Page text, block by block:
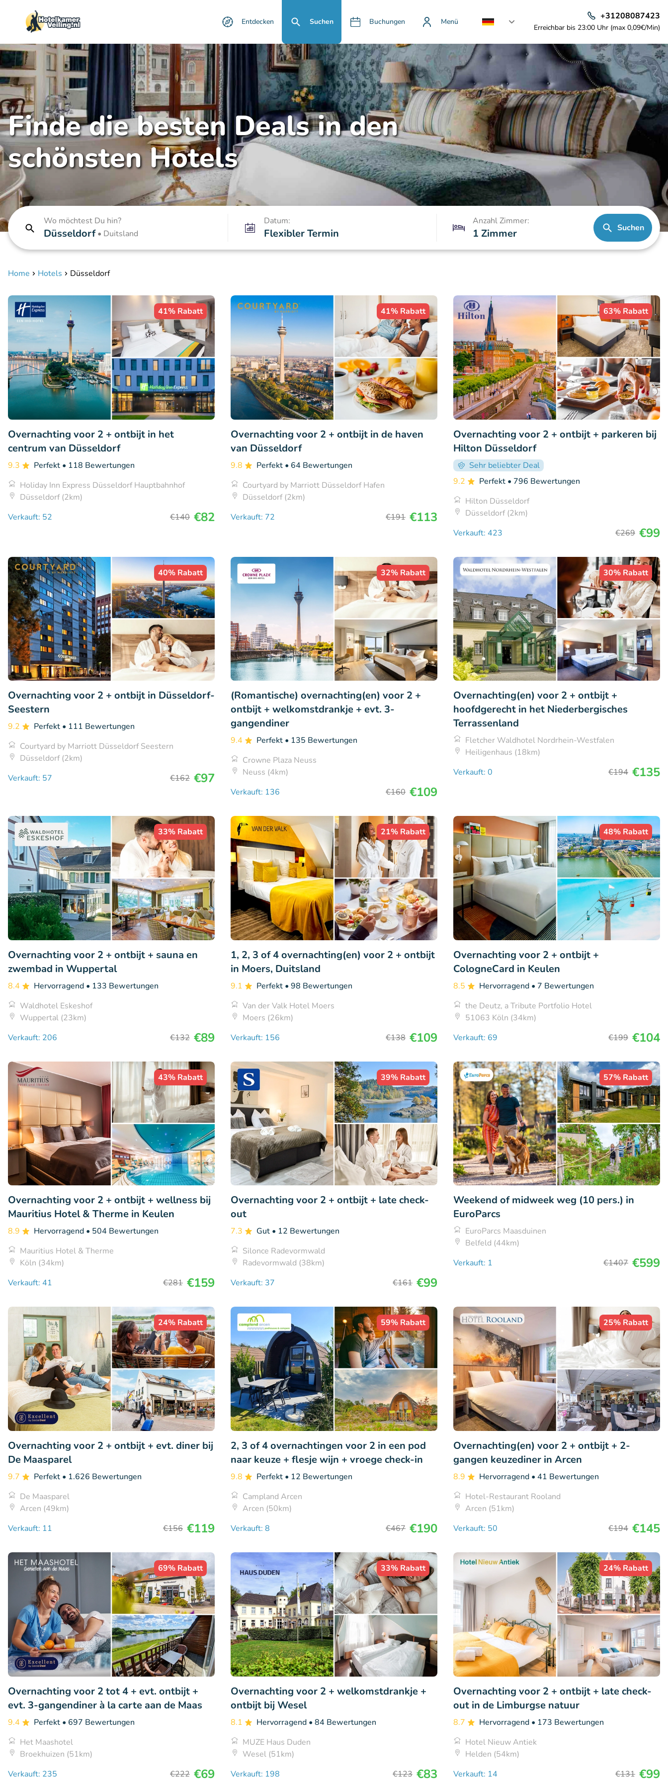
Entdecken Suchen Buchungen Menü
+31208087423
Erreichbar bis 23:00 Uhr (max 0,09€/Min)
Finde die besten Deals in den
schönsten Hotels
Wo möchtest Du hin?
Düsseldorf• Duitsland
Datum:
Flexibler Termin
Anzahl Zimmer:
1 Zimmer Suchen
Home Hotels Düsseldorf
41% Rabatt
Overnachting voor 2 + ontbijt in het
centrum van Düsseldorf
9.3 Perfekt • 118 Bewertungen
Holiday Inn Express Düsseldorf Hauptbahnhof
Düsseldorf (2km)
Verkauft: 52
€140 €82
41% Rabatt
Overnachting voor 2 + ontbijt in de haven
van Düsseldorf
9.8 Perfekt • 64 Bewertungen
Courtyard by Marriott Düsseldorf Hafen
Düsseldorf (2km)
Verkauft: 72
€191 €113
63% Rabatt
Overnachting voor 2 + ontbijt + parkeren bij
Hilton Düsseldorf
Sehr beliebter Deal
9.2
Perfekt • 796 Bewertungen
Hilton Düsseldorf
Düsseldorf (2km)
Verkauft: 423
€269 €99
40% Rabatt
Overnachting voor 2 + ontbijt in Düsseldorf-
Seestern
9.2 Perfekt • 111 Bewertungen
Courtyard by Marriott Düsseldorf Seestern
Düsseldorf (2km)
Verkauft: 57
€162 €97
32% Rabatt
(Romantische) overnachting(en) voor 2 +
ontbijt + welkomstdrankje + evt. 3-
gangendiner
9.4 Perfekt • 135 Bewertungen
Crowne Plaza Neuss
Neuss (4km)
Verkauft: 136
€160 €109
30% Rabatt
Overnachting(en) voor 2 + ontbijt +
hoofdgerecht in het Niederbergisches
Terrassenland
Fletcher Waldhotel Nordrhein-Westfalen
Heiligenhaus (18km)
Verkauft: 0
€194 €135
33% Rabatt
Overnachting voor 2 + ontbijt + sauna en
zwembad in Wuppertal
8.4 Hervorragend • 133 Bewertungen
Waldhotel Eskeshof
Wuppertal (23km)
Verkauft: 206
€132 €89
21% Rabatt
1, 2, 3 of 4 overnachting(en) voor 2 + ontbijt
in Moers, Duitsland
9.1 Perfekt • 98 Bewertungen
Van der Valk Hotel Moers
Moers (26km)
Verkauft: 156
€138 €109
48% Rabatt
Overnachting voor 2 + ontbijt +
CologneCard in Keulen
8.5 Hervorragend • 7 Bewertungen
the Deutz, a Tribute Portfolio Hotel
51063 Köln (34km)
Verkauft: 69
€199 €104
43% Rabatt
Overnachting voor 2 + ontbijt + wellness bij
Mauritius Hotel & Therme in Keulen
8.9 Hervorragend • 504 Bewertungen
Mauritius Hotel & Therme
Köln (34km)
Verkauft: 41
€281 €159
39% Rabatt
Overnachting voor 2 + ontbijt + late check-
out
7.3 Gut • 12 Bewertungen
Silonce Radevormwald
Radevormwald (38km)
Verkauft: 37
€161 €99
57% Rabatt
Weekend of midweek weg (10 pers.) in
EuroParcs
EuroParcs Maasduinen
Belfeld (44km)
Verkauft: 1
€1407 €599
24% Rabatt
Overnachting voor 2 + ontbijt + evt. diner bij
De Maasparel
9.7 Perfekt • 1.626 Bewertungen
De Maasparel
Arcen (49km)
Verkauft: 11
€156 €119
59% Rabatt
2, 3 of 4 overnachtingen voor 2 in een pod
naar keuze + flesje wijn + vroege check-in
9.8 Perfekt • 12 Bewertungen
Campland Arcen
Arcen (50km)
Verkauft: 8
€467 €190
25% Rabatt
Overnachting(en) voor 2 + ontbijt + 2-
gangen keuzediner in Arcen
8.9 Hervorragend • 41 Bewertungen
Hotel-Restaurant Rooland
Arcen (51km)
Verkauft: 50
€194 €145
69% Rabatt
Overnachting voor 2 tot 4 + evt. ontbijt +
evt. 3-gangendiner à la carte aan de Maas
9.4 Perfekt • 697 Bewertungen
Het Maashotel
Broekhuizen (51km)
Verkauft: 235
€222 €69
33% Rabatt
Overnachting voor 2 + welkomstdrankje +
ontbijt bij Wesel
8.1 Hervorragend • 84 Bewertungen
MUZE Haus Duden
Wesel (51km)
Verkauft: 198
€123 €83
24% Rabatt
Overnachting voor 2 + ontbijt + late check-
out in de Limburgse natuur
8.7 Hervorragend • 173 Bewertungen
Hotel Nieuw Antiek
Helden (54km)
Verkauft: 14
€131 €99